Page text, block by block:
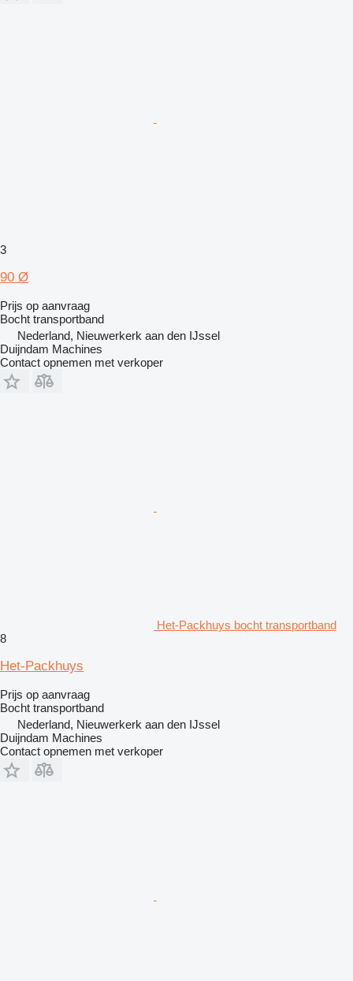
3
90 Ø
Prijs op aanvraag
Bocht transportband
Nederland, Nieuwerkerk aan den IJssel
Duijndam Machines
Contact opnemen met verkoper
Het-Packhuys bocht transportband
8
Het-Packhuys
Prijs op aanvraag
Bocht transportband
Nederland, Nieuwerkerk aan den IJssel
Duijndam Machines
Contact opnemen met verkoper